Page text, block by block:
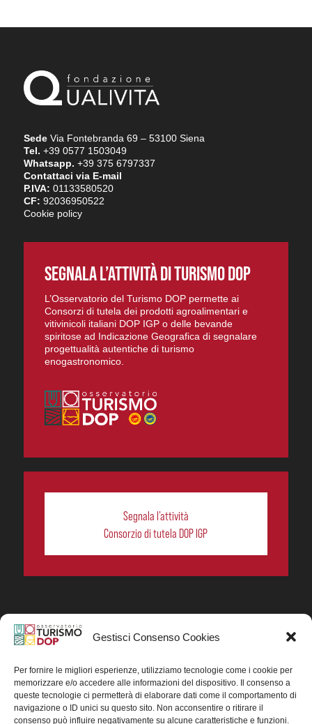
Gestisci Consenso Cookies
Per fornire le migliori esperienze, utilizziamo tecnologie come i cookie per
memorizzare e/o accedere alle informazioni del dispositivo. Il consenso a
queste tecnologie ci permetterà di elaborare dati come il comportamento di
navigazione o ID unici su questo sito. Non acconsentire o ritirare il
consenso può influire negativamente su alcune caratteristiche e funzioni.
SedeVia Fontebranda 69 – 53100 Siena
Tel. +39 0577 1503049
Whatsapp. +39 375 6797337
Contattaci via E-mail
P.IVA: 01133580520
CF: 92036950522
Cookie policy
SEGNALA L’ATTIVITÀ DI TURISMO DOP
L’Osservatorio del Turismo DOP permette ai
Consorzi di tutela dei prodotti agroalimentari e
vitivinicoli italiani DOP IGP o delle bevande
spiritose ad Indicazione Geografica di segnalare
progettualità autentiche di turismo
enogastronomico.
Segnala l’attività
Consorzio di tutela DOP IGP
In collaborazione ORIGIN ITALIA.
del turismo enogastronomico dei prodotti DOP IGP
italiani.
Concessione contributo MASAF DM n. 0311719 del
15/06/2023
Concessione contributo MASAF, DM n. 0016662 del